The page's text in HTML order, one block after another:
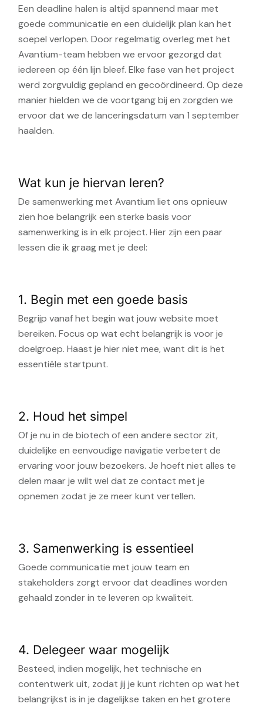
Een deadline halen is altijd spannend maar met
goede communicatie en een duidelijk plan kan het
soepel verlopen. Door regelmatig overleg met het
Avantium-team hebben we ervoor gezorgd dat
iedereen op één lijn bleef. Elke fase van het project
werd zorgvuldig gepland en gecoördineerd. Op deze
manier hielden we de voortgang bij en zorgden we
ervoor dat we de lanceringsdatum van 1 september
haalden.
Wat kun je hiervan leren?
De samenwerking met Avantium liet ons opnieuw
zien hoe belangrijk een sterke basis voor
samenwerking is in elk project. Hier zijn een paar
lessen die ik graag met je deel:
1. Begin met een goede basis
Begrijp vanaf het begin wat jouw website moet
bereiken. Focus op wat echt belangrijk is voor je
doelgroep. Haast je hier niet mee, want dit is het
essentiële startpunt.
2. Houd het simpel
Of je nu in de biotech of een andere sector zit,
duidelijke en eenvoudige navigatie verbetert de
ervaring voor jouw bezoekers. Je hoeft niet alles te
delen maar je wilt wel dat ze contact met je
opnemen zodat je ze meer kunt vertellen.
3. Samenwerking is essentieel
Goede communicatie met jouw team en
stakeholders zorgt ervoor dat deadlines worden
gehaald zonder in te leveren op kwaliteit.
4. Delegeer waar mogelijk
Besteed, indien mogelijk, het technische en
contentwerk uit, zodat jij je kunt richten op wat het
belangrijkst is in je dagelijkse taken en het grotere